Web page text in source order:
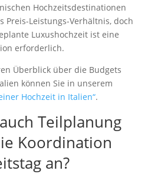
Hochzeitsdestinationen
Preis-Leistungs-Verhältnis, doch
Luxushochzeit ist eine
erforderlich.
Überblick über die Budgets
können Sie in unserem
Hochzeit in Italien“.
Teilplanung
Koordination
an?